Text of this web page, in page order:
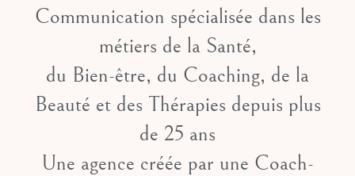
Communication spécialisée dans les
métiers de la Santé,
du Bien-être, du Coaching, de la
Beauté et des Thérapiesdepuis plus
de 25 ans
Une agence créée par une Coach-